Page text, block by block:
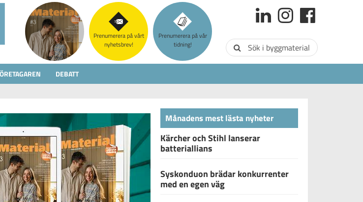
Prenumerera på vårt
nyhetsbrev!
Prenumerera på vår
tidning!
Sök i byggmaterial
DEBATT
Månadens mest lästa nyheter
Kärcher och Stihl lanserar
batteriallians
Syskonduon brädar konkurrenter
med en egen väg